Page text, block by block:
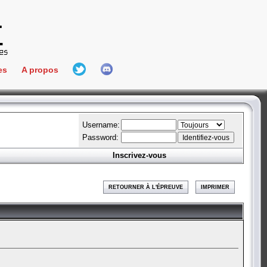
Connect
A propos
L'équipe
Hall Of Fame
Username:
Password:
Inscrivez-vous
RETOURNER À L'ÉPREUVE IMPRIMER